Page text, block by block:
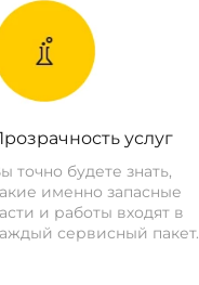
услуг
точно будете знать,
именно запасные
и работы входят в
сервисный пакет.